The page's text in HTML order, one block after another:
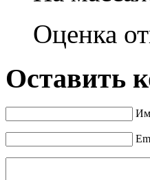
Оценка
Оставить